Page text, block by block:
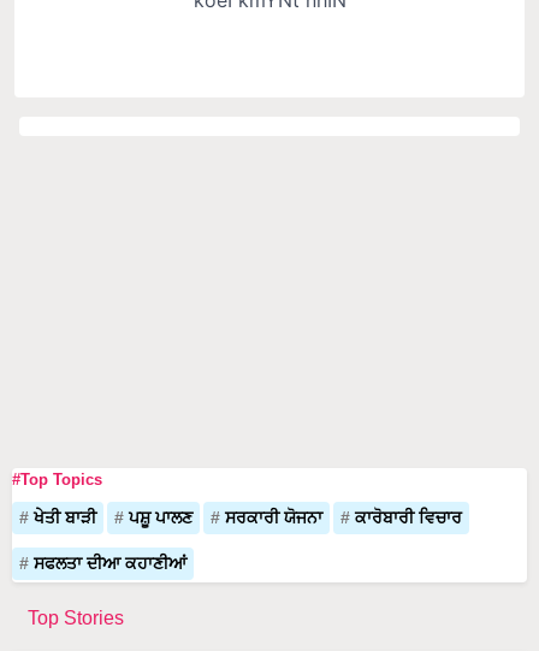
#Top Topics
ਖੇਤੀ ਬਾੜੀ ਪਸ਼ੂ ਪਾਲਣ ਸਰਕਾਰੀ ਯੋਜਨਾ ਕਾਰੋਬਾਰੀ ਵਿਚਾਰ
ਸਫਲਤਾ ਦੀਆ ਕਹਾਣੀਆਂ
Top Stories